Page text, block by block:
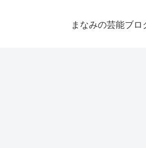
まなみの芸能ブロ